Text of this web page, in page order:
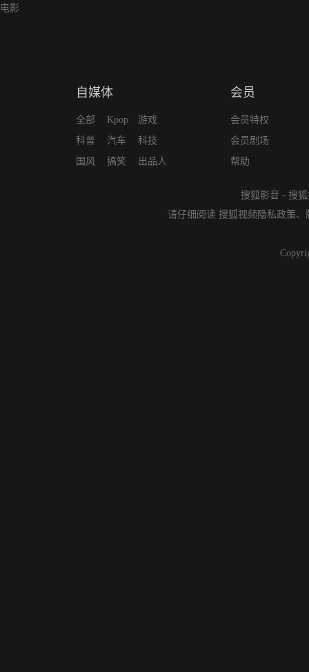
电影
自媒体
全部
科普
国风
Kpop
汽车
搞笑
游戏
科技
出品人
会员
会员特权
会员剧场
帮助
搜狐影音 - 搜
请仔细阅读 搜狐视频隐私政策、